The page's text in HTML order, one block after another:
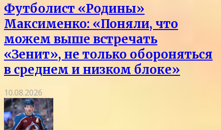
Футболист «Родины»
Максименко: «Поняли, что
можем выше встречать
«Зенит», не только обороняться
в среднем и низком блоке»
10.08.2026